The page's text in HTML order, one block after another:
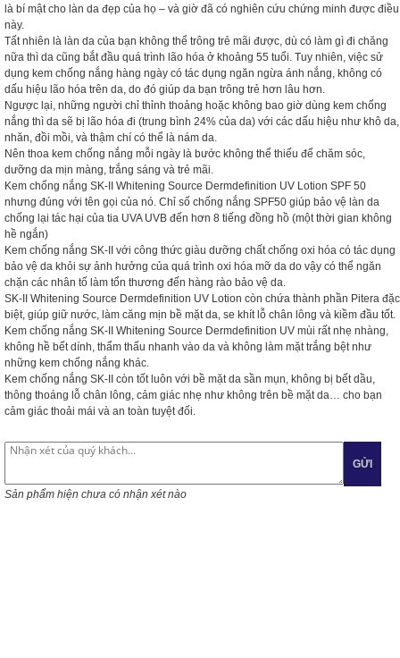
là bí mật cho làn da đẹp của họ – và giờ đã có nghiên cứu chứng minh được điều
này.
Tất nhiên là làn da của bạn không thể trông trẻ mãi được, dù có làm gì đi chăng
nữa thì da cũng bắt đầu quá trình lão hóa ở khoảng 55 tuổi. Tuy nhiên, việc sử
dụng kem chống nắng hàng ngày có tác dụng ngăn ngừa ánh nắng, không có
dấu hiệu lão hóa trên da, do đó giúp da bạn trông trẻ hơn lâu hơn.
Ngược lại, những người chỉ thỉnh thoảng hoặc không bao giờ dùng kem chống
nắng thì da sẽ bị lão hóa đi (trung bình 24% của da) với các dấu hiệu như khô da,
nhăn, đồi mồi, và thậm chí có thể là nám da.
Nên thoa kem chống nắng mỗi ngày là bước không thể thiếu để chăm sóc,
dưỡng da mịn màng, trắng sáng và trẻ mãi.
Kem chống nắng SK-II Whitening Source Dermdefinition UV Lotion SPF 50
nhưng đúng với tên gọi của nó. Chỉ số chống nắng SPF50 giúp bảo vệ làn da
chống lại tác hại của tia UVA UVB đến hơn 8 tiếng đồng hồ (một thời gian không
hề ngắn)
Kem chống nắng SK-II
với công thức giàu dưỡng chất chống oxi hóa có tác dụng
bảo vệ da khỏi sự ảnh hưởng của quá trình oxi hóa mỡ da do vậy có thể ngăn
chặn các nhân tố làm tổn thương đến hàng rào bảo vệ da.
SK-II Whitening Source Dermdefinition UV Lotion còn chứa thành phần Pitera đặc
biệt, giúp giữ nước, làm căng mịn bề mặt da, se khít lỗ chân lông và kiềm đầu tốt.
Kem chống nắng SK-II Whitening Source Dermdefinition UV mùi rất nhẹ nhàng,
không hề bết dính, thẩm thấu nhanh vào da và không làm mặt trắng bệt như
những kem chống nắng khác.
Kem chống nắng SK-II còn tốt luôn với bề mặt da sần mụn, không bị bết dầu,
thông thoáng lỗ chân lông, cảm giác nhẹ như không trên bề mặt da… cho bạn
cảm giác thoải mái và an toàn tuyệt đối.
GỬI
Sản phẩm hiện chưa có nhận xét nào